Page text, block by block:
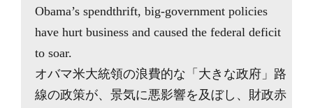
Obama’s spendthrift, big-government policies
have hurt business and caused the federal deficit
to soar.
オバマ米大統領の浪費的な「大きな政府」路
線の政策が、景気に悪影響を及ぼし、財政赤